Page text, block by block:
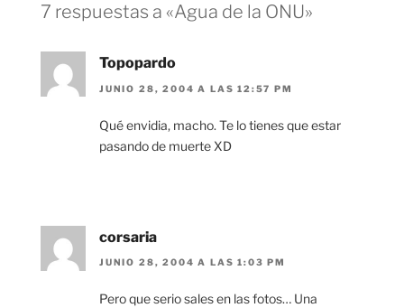
7 respuestas a «Agua de la ONU»
Topopardo
JUNIO 28, 2004 A LAS 12:57 PM
Qué envidia, macho. Te lo tienes que estar
pasando de muerte XD
corsaria
JUNIO 28, 2004 A LAS 1:03 PM
Pero que serio sales en las fotos… Una